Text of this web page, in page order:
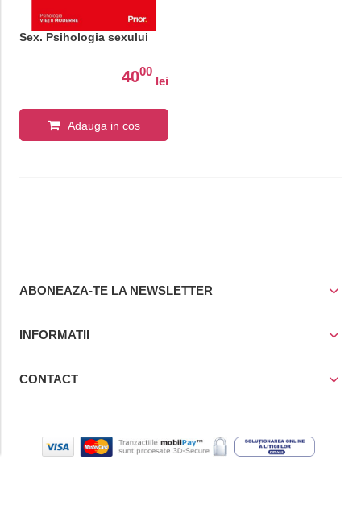
Sex. Psihologia sexului
4000
lei
Adauga in cos
ABONEAZA-TE LA NEWSLETTER
INFORMATII
CONTACT